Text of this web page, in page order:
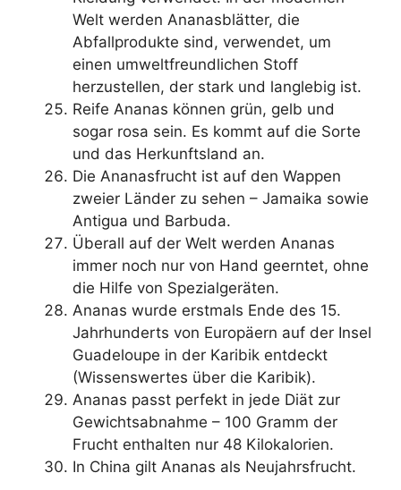
Welt werden Ananasblätter, die
Abfallprodukte sind, verwendet, um
einen umweltfreundlichen Stoff
herzustellen, der stark und langlebig ist.
Reife Ananas können grün, gelb und
sogar rosa sein. Es kommt auf die Sorte
und das Herkunftsland an.
Die Ananasfrucht ist auf den Wappen
zweier Länder zu sehen – Jamaika sowie
Antigua und Barbuda.
Überall auf der Welt werden Ananas
immer noch nur von Hand geerntet, ohne
die Hilfe von Spezialgeräten.
Ananas wurde erstmals Ende des 15.
Jahrhunderts von Europäern auf der Insel
Guadeloupe in der Karibik entdeckt
(Wissenswertes über die Karibik).
Ananas passt perfekt in jede Diät zur
Gewichtsabnahme – 100 Gramm der
Frucht enthalten nur 48 Kilokalorien.
In China gilt Ananas als Neujahrsfrucht.